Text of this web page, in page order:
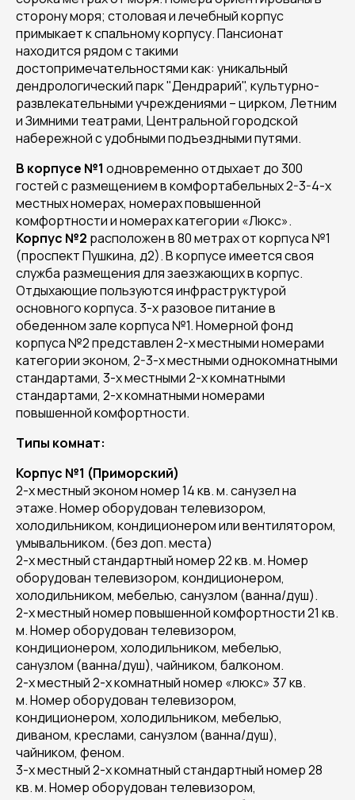
сторону моря; столовая и лечебный корпус
примыкает к спальному корпусу. Пансионат
находится рядом с такими
достопримечательностями как: уникальный
дендрологический парк "Дендрарий", культурно-
развлекательными учреждениями – цирком, Летним
и Зимними театрами, Центральной городской
набережной с удобными подъездными путями.
В корпусе №1 одновременно отдыхает до 300
гостей с размещением в комфортабельных 2-3-4-х
местных номерах, номерах повышенной
комфортности и номерах категории «Люкс».
Корпус №2 расположен в 80 метрах от корпуса №1
(проспект Пушкина, д2). В корпусе имеется своя
служба размещения для заезжающих в корпус.
Отдыхающие пользуются инфраструктурой
основного корпуса. 3-х разовое питание в
обеденном зале корпуса №1. Номерной фонд
корпуса №2 представлен 2-х местными номерами
категории эконом, 2-3-х местными однокомнатными
стандартами, 3-х местными 2-х комнатными
стандартами, 2-х комнатными номерами
повышенной комфортности.
Типы комнат:
Корпус №1 (Приморский)
2-х местный эконом номер 14 кв. м. санузел на
этаже. Номер оборудован телевизором,
холодильником, кондиционером или вентилятором,
умывальником. (без доп. места)
2-х местный стандартный номер 22 кв. м. Номер
оборудован телевизором, кондиционером,
холодильником, мебелью, санузлом (ванна/душ).
2-х местный номер повышенной комфортности 21 кв.
м. Номер оборудован телевизором,
кондиционером, холодильником, мебелью,
санузлом (ванна/душ), чайником, балконом.
2-х местный 2-х комнатный номер «люкс» 37 кв.
м. Номер оборудован телевизором,
кондиционером, холодильником, мебелью,
диваном, креслами, санузлом (ванна/душ),
чайником, феном.
3-х местный 2-х комнатный стандартный номер 28
кв. м. Номер оборудован телевизором,